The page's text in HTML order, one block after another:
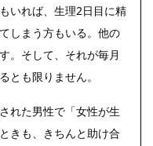
いれば、生理2日目に精
しまう方もいる。他の
。そして、それが毎月
とも限りません。
れた男性で「女性が生
きも、きちんと助け合